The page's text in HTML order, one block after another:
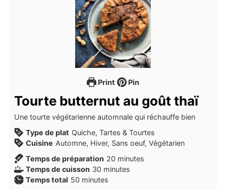
Print Pin
Tourte butternut au goût thaï
Une tourte végétarienne automnale qui réchauffe bien
Type de plat Quiche, Tartes & Tourtes
Cuisine Automne, Hiver, Sans oeuf, Végétarien
Temps de préparation 20 minutes
minutes
Temps de cuisson 30 minutes
minutes
Temps total 50 minutes
minutes